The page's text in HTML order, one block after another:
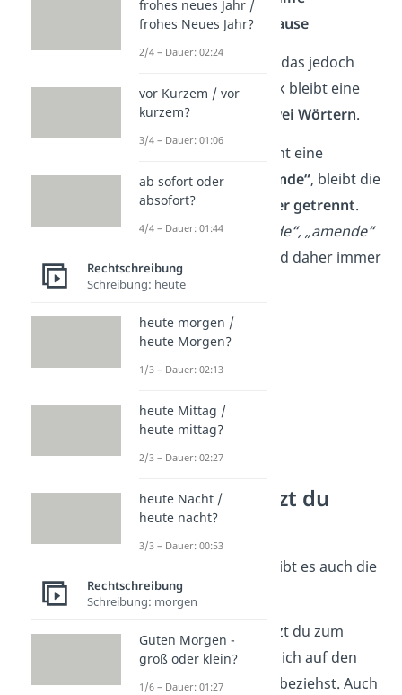
zuhause / zu Hause
Bei „zu Ende“ geht das jedoch
nicht. Der Ausdruck bleibt eine
Verbindung aus
zwei Wörtern.
Steht eine
Präposition vor „Ende“, bleibt die
Schreibweise
immer getrennt.
Formen wie
„zuende“, „amende“
sind daher immer
falsch.
Wann benutzt du
„zum Ende“?
Neben „zu Ende“ gibt es auch die
Form
„Zum Ende“ benutzt du zum
Beispiel, wenn du dich auf den
Schlussvon etwas beziehst. Auch
frohes neues Jahr /
frohes Neues Jahr?
2/4 – Dauer: 02:24
vor Kurzem / vor
kurzem?
3/4 – Dauer: 01:06
ab sofort oder
absofort?
4/4 – Dauer: 01:44
Rechtschreibung
Schreibung: heute
heute morgen /
heute Morgen?
1/3 – Dauer: 02:13
heute Mittag /
heute mittag?
2/3 – Dauer: 02:27
heute Nacht /
heute nacht?
3/3 – Dauer: 00:53
Rechtschreibung
Schreibung: morgen
Guten Morgen -
groß oder klein?
1/6 – Dauer: 01:27